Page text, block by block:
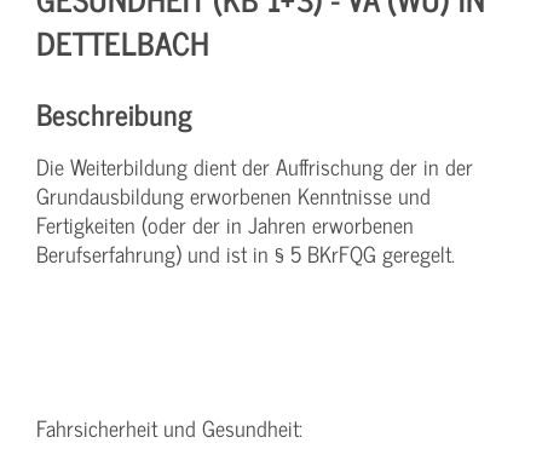
DETTELBACH
Beschreibung
Die Weiterbildung dient der Auffrischung der in der
Grundausbildung erworbenen Kenntnisse und
Fertigkeiten (oder der in Jahren erworbenen
Berufserfahrung) und ist in § 5 BKrFQG geregelt.
Fahrsicherheit und Gesundheit: